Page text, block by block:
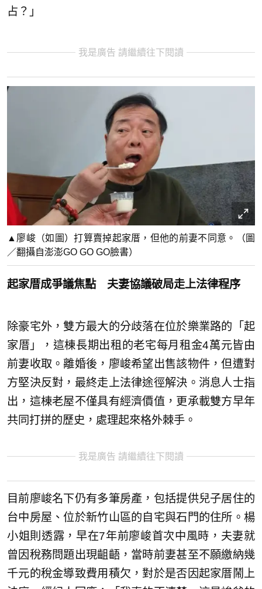
占？」
我是廣告 請繼續往下閱讀
▲廖峻（如圖）打算賣掉起家厝，但他的前妻不同意。（圖
／翻攝自澎澎GO GO GO臉書）
起家厝成爭議焦點 夫妻協議破局走上法律程序
除豪宅外，雙方最大的分歧落在位於樂業路的「起
家厝」，這棟長期出租的老宅每月租金4萬元皆由
前妻收取。離婚後，廖峻希望出售該物件，但遭對
方堅決反對，最終走上法律途徑解決。消息人士指
出，這棟老屋不僅具有經濟價值，更承載雙方早年
共同打拼的歷史，處理起來格外棘手。
我是廣告 請繼續往下閱讀
目前廖峻名下仍有多筆房產，包括提供兒子居住的
台中房屋、位於新竹山區的自宅與石門的住所。楊
小姐則透露，早在7年前廖峻首次中風時，夫妻就
曾因稅務問題出現齟齬，當時前妻甚至不願繳納幾
千元的稅金導致費用積欠，對於是否因起家厝鬧上